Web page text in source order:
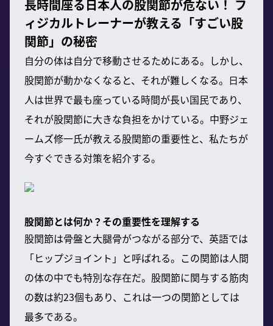
長時間座る日本人の股関節が危ない！ フ
ィジカルトレーナーが教える「すごい股
関節」の秘密
自分の体は自分で移動させるためにある。しかし、
股関節が動かなくなると、それが難しくなる。日本
人は世界で最も座っている時間が長い国民であり、
それが股関節に大きな負担をかけている。中野ジェ
ームズ修一氏が教える股関節の重要性と、私たちが
今すぐできる対策を紹介する。
股関節とは何か？その重要性を理解する
股関節は骨盤と大腿骨がつながる部分で、英語では
「ヒップジョイント」と呼ばれる。この関節は人間
の体の中でも特別な存在だ。股関節に関与する筋肉
の数は約23個もあり、これは一つの関節としては
最多である。